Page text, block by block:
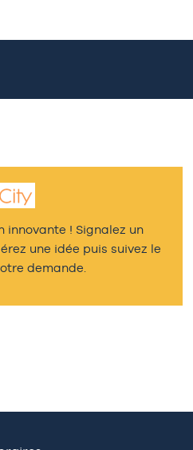
innovante ! Signalez un
une idée puis suivez le
demande.